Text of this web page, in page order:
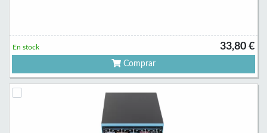
33,80 €
En stock
Comprar